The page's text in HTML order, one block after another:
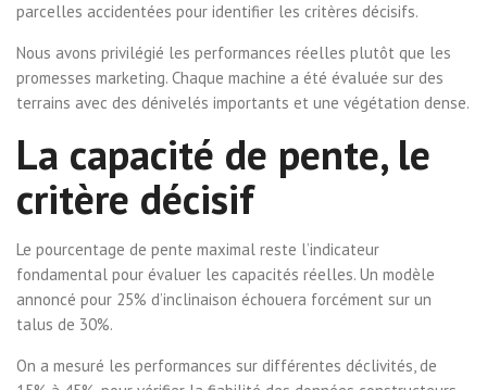
parcelles accidentées pour identifier les critères décisifs.
Nous avons privilégié les performances réelles plutôt que les
promesses marketing. Chaque machine a été évaluée sur des
terrains avec des dénivelés importants et une végétation dense.
La capacité de pente, le
critère décisif
Le pourcentage de pente maximal reste l’indicateur
fondamental pour évaluer les capacités réelles. Un modèle
annoncé pour 25% d’inclinaison échouera forcément sur un
talus de 30%.
On a mesuré les performances sur différentes déclivités, de